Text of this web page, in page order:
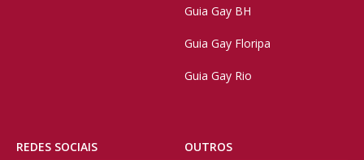
Guia Gay BH
Guia Gay Floripa
Guia Gay Rio
REDES SOCIAIS OUTROS